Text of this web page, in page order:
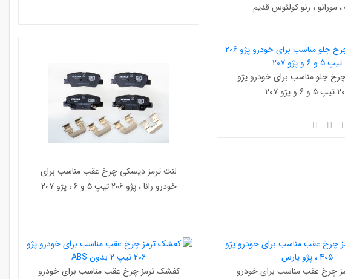
مورانو ، رنو کولئوس قدیم
جلو مناسب برای خودرو پژو
6 و پژو 207
لنت ترمز دیسکی چرخ عقب مناسب برای
خودرو رانا ، پژو 206 تیپ 5 و 6 ، پژو 207
چرخ عقب مناسب برای خودرو
کفشک ترمز چرخ عقب مناسب برای خودرو